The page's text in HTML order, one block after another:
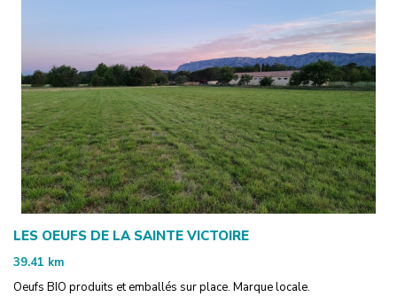
LES OEUFS DE LA SAINTE VICTOIRE
39.41 km
Oeufs BIO produits et emballés sur place. Marque locale.